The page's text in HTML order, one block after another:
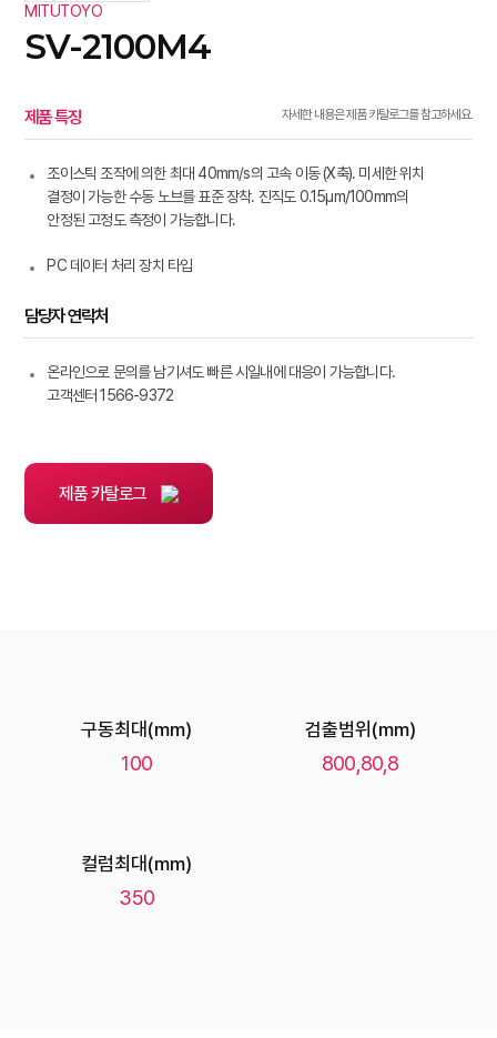
MITUTOYO
SV-2100M4
제품 특징 자세한 내용은 제품 카탈로그를 참고하세요.
조이스틱 조작에 의한 최대 40mm/s의 고속 이동 (X축). 미세한 위치
결정이 가능한 수동 노브를 표준 장착. 진직도 0.15µm/100mm의
안정된 고정도 측정이 가능합니다.
PC 데이터 처리 장치 타입
담당자 연락처
온라인으로 문의를 남기셔도 빠른 시일내에 대응이 가능합니다.
고객센터 1566-9372
제품 카탈로그
구동최대(mm)
100
검출범위(mm)
800,80,8
컬럼최대(mm)
350